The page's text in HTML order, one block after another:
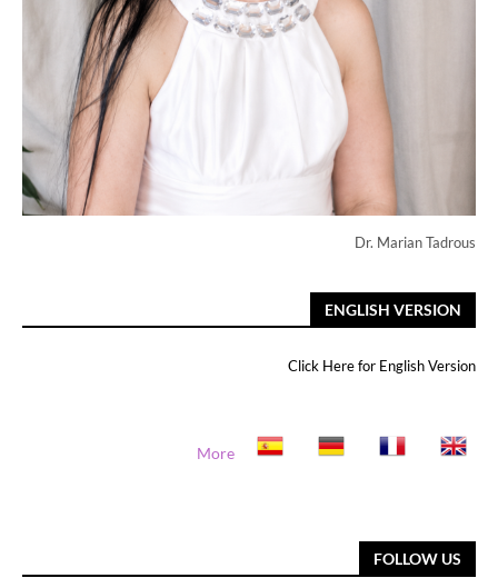
Dr. Marian Tadrous
ENGLISH VERSION
Click Here for English Version
More
FOLLOW US